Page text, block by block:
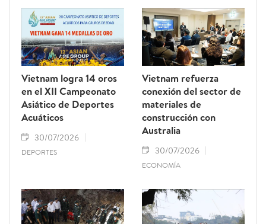
Vietnam logra 14 oros
en el XII Campeonato
Asiático de Deportes
Acuáticos
30/07/2026
DEPORTES
Vietnam refuerza
conexión del sector de
materiales de
construcción con
Australia
30/07/2026
ECONOMÍA